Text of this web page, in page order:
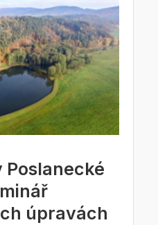
Poslanecké
úpravách